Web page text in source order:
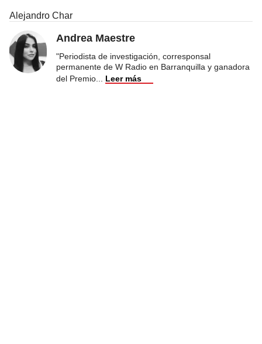
Alejandro Char
Andrea Maestre
"Periodista de investigación, corresponsal
permanente de W Radio en Barranquilla y ganadora
del Premio
Leer más